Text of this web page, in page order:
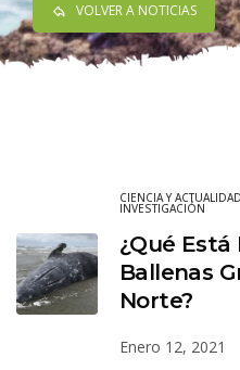
VOLVER A NOTICIAS
CIENCIA Y ACTUALIDAD
INVESTIGACIÓN
¿Qué
Ballenas
Norte?
Enero 12, 2021